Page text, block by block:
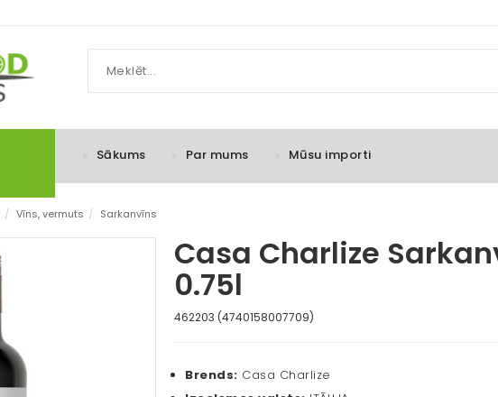
Sākums Par mums Mūsu importi
/ Vīns, vermuts / Sarkanvīns
Casa Charlize
0.75l
462203 (4740158007709)
Brends: Casa Charlize